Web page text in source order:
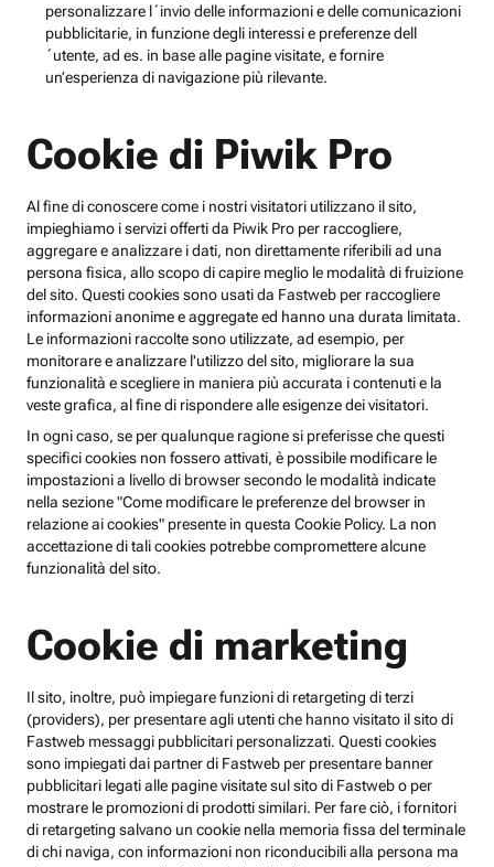
personalizzare l´invio delle informazioni e delle comunicazioni
pubblicitarie, in funzione degli interessi e preferenze dell
´utente, ad es. in base alle pagine visitate, e fornire
un’esperienza di navigazione più rilevante.
Cookie di Piwik Pro
Al fine di conoscere come i nostri visitatori utilizzano il sito,
impieghiamo i servizi offerti da Piwik Pro per raccogliere,
aggregare e analizzare i dati, non direttamente riferibili ad una
persona fisica, allo scopo di capire meglio le modalità di fruizione
del sito. Questi cookies sono usati da Fastweb per raccogliere
informazioni anonime e aggregate ed hanno una durata limitata.
Le informazioni raccolte sono utilizzate, ad esempio, per
monitorare e analizzare l'utilizzo del sito, migliorare la sua
funzionalità e scegliere in maniera più accurata i contenuti e la
veste grafica, al fine di rispondere alle esigenze dei visitatori.
In ogni caso, se per qualunque ragione si preferisse che questi
specifici cookies non fossero attivati, è possibile modificare le
impostazioni a livello di browser secondo le modalità indicate
nella sezione "Come modificare le preferenze del browser in
relazione ai cookies" presente in questa Cookie Policy. La non
accettazione di tali cookies potrebbe compromettere alcune
funzionalità del sito.
Cookie di marketing
Il sito, inoltre, può impiegare funzioni di retargeting di terzi
(providers), per presentare agli utenti che hanno visitato il sito di
Fastweb messaggi pubblicitari personalizzati. Questi cookies
sono impiegati dai partner di Fastweb per presentare banner
pubblicitari legati alle pagine visitate sul sito di Fastweb o per
mostrare le promozioni di prodotti similari. Per fare ciò, i fornitori
di retargeting salvano un cookie nella memoria fissa del terminale
di chi naviga, con informazioni non riconducibili alla persona ma